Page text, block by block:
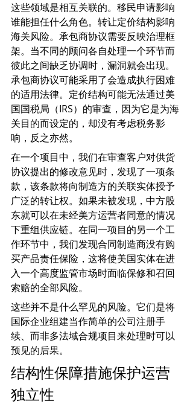
这些领域是相互关联的。移民申请影响
谁能担任什么角色。转让定价结构影响
海关风险。承包商协议需要反映治理框
架。当不同的顾问各自处理一个环节而
彼此之间缺乏协调时，漏洞就会出现。
承包商协议可能采用了会造成执行困难
的适用法律。定价结构可能无法通过美
国国税局（IRS）的审查，因为它是为海
关目的而设定的，却没有考虑税务影
响，反之亦然。
在一个项目中，我们在审查客户对供货
协议提出的修改意见时，发现了一项条
款，该条款将向制造方的关联实体授予
广泛的转让权。如果未被发现，中方股
东就可以在未经美方运营者同意的情况
下重组供应链。在同一项目的另一个工
作环节中，我们发现合同制造商没有购
买产品责任保险，这将使美国实体在进
入一个高度监管市场时面临保修和召回
索赔的全部风险。
这些并不是什么罕见的风险。它们是将
国际企业组建当作简单的公司注册手
续、而非多法域合规项目来处理时可以
预见的后果。
结构性保障措施保护运营
独立性